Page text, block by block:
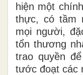
hiện một
thực, có tầm
mọi người,
tổn thương
trao quyền
tước đoạt các